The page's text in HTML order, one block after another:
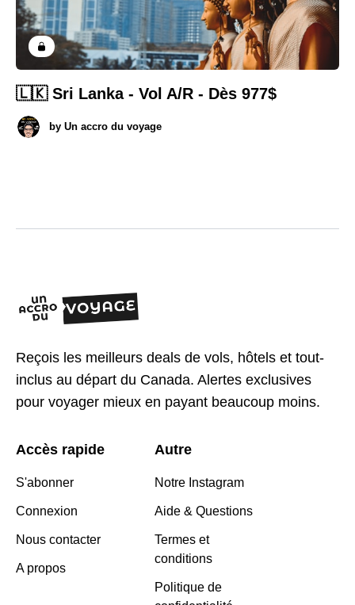
🇱🇰 Sri Lanka - Vol A/R - Dès 977$
by Un accro du voyage
Reçois les meilleurs deals de vols, hôtels et tout-
inclus au départ du Canada. Alertes exclusives
pour voyager mieux en payant beaucoup moins.
Accès rapide
S'abonner
Connexion
Nous contacter
A propos
Autre
Notre Instagram
Aide & Questions
Termes et
conditions
Politique de